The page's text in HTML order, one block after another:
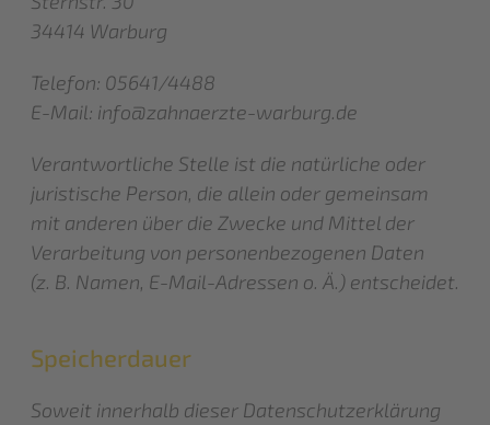
34414 Warburg
Telefon: 05641/4488
E-Mail: info@zahnaerzte-warburg.de
Verantwortliche Stelle ist die natürliche oder
juristische Person, die allein oder gemeinsam
mit anderen über die Zwecke und Mittel der
Verarbeitung von personenbezogenen Daten
(z. B. Namen, E-Mail-Adressen o. Ä.) entscheidet.
Speicherdauer
Soweit innerhalb dieser Datenschutzerklärung